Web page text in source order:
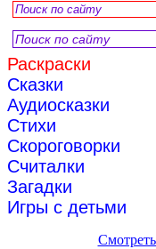
Раскраски
Сказки
Аудиосказки
Стихи
Скороговорки
Считалки
Загадки
Игры с детьми